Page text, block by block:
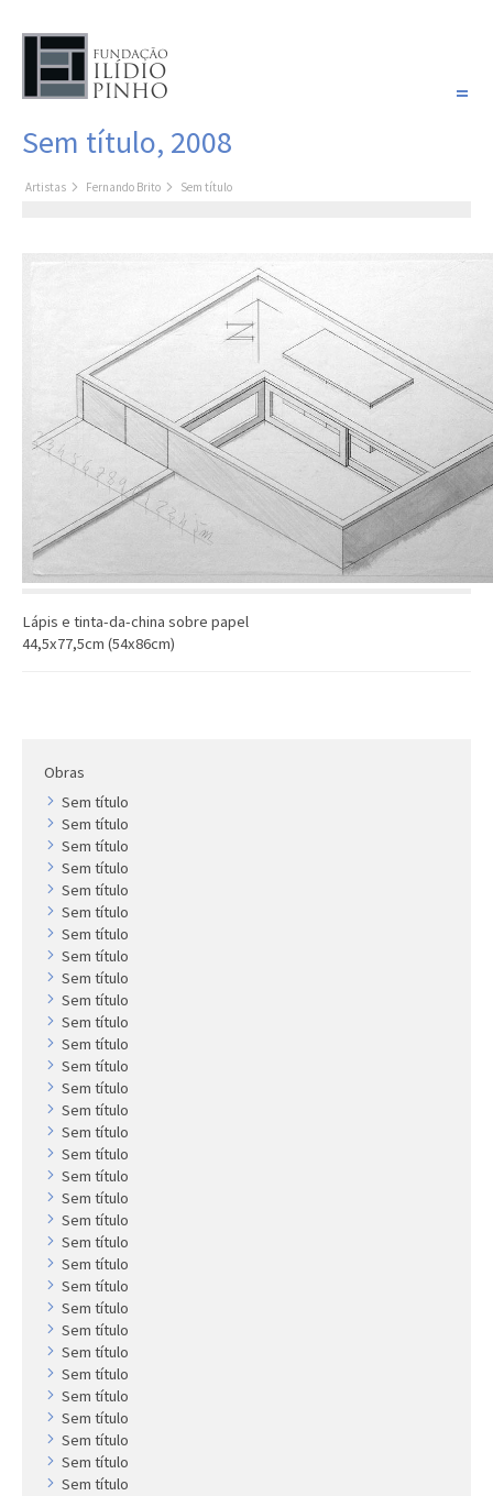
Escultura
Filme /
Vídeo
Instalação
Livro de
Artista
Outros
Sem título, 2008
Artistas Fernando Brito Sem título
Lápis e tinta-da-china sobre papel
44,5x77,5cm (54x86cm)
Obras
Sem título
Sem título
Sem título
Sem título
Sem título
Sem título
Sem título
Sem título
Sem título
Sem título
Sem título
Sem título
Sem título
Sem título
Sem título
Sem título
Sem título
Sem título
Sem título
Sem título
Sem título
Sem título
Sem título
Sem título
Sem título
Sem título
Sem título
Sem título
Sem título
Sem título
Sem título
Sem título